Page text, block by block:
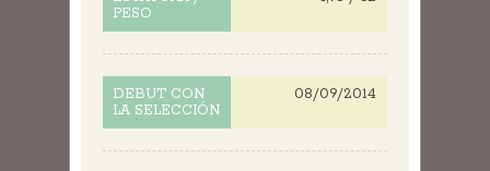
PESO
DEBUT CON
LA SELECCIÓN
08/09/2014